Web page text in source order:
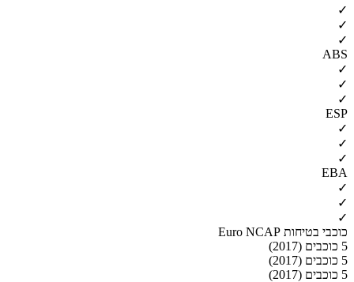
✓
✓
✓
ABS
✓
✓
✓
ESP
✓
✓
✓
EBA
✓
✓
✓
כוכבי בטיחות Euro NCAP
5 כוכבים (2017)
5 כוכבים (2017)
5 כוכבים (2017)